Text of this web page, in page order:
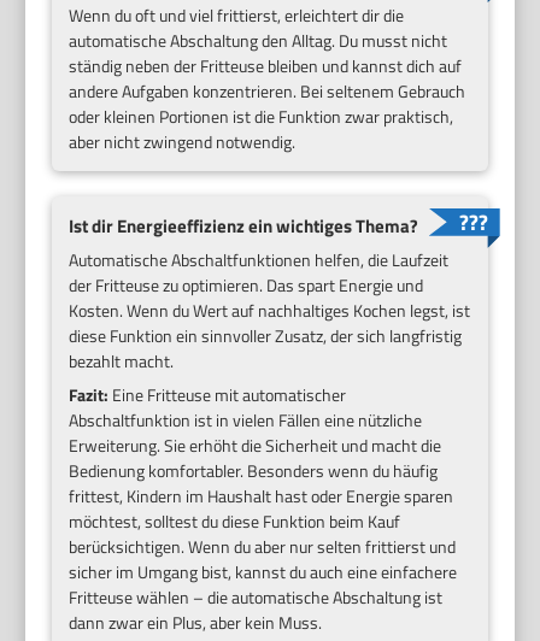
Wenn du oft und viel frittierst, erleichtert dir die
automatische Abschaltung den Alltag. Du musst nicht
ständig neben der Fritteuse bleiben und kannst dich auf
andere Aufgaben konzentrieren. Bei seltenem Gebrauch
oder kleinen Portionen ist die Funktion zwar praktisch,
aber nicht zwingend notwendig.
Ist dir Energieeffizienz ein wichtiges Thema?
Automatische Abschaltfunktionen helfen, die Laufzeit
der Fritteuse zu optimieren. Das spart Energie und
Kosten. Wenn du Wert auf nachhaltiges Kochen legst, ist
diese Funktion ein sinnvoller Zusatz, der sich langfristig
bezahlt macht.
Fazit: Eine Fritteuse mit automatischer
Abschaltfunktion ist in vielen Fällen eine nützliche
Erweiterung. Sie erhöht die Sicherheit und macht die
Bedienung komfortabler. Besonders wenn du häufig
frittest, Kindern im Haushalt hast oder Energie sparen
möchtest, solltest du diese Funktion beim Kauf
berücksichtigen. Wenn du aber nur selten frittierst und
sicher im Umgang bist, kannst du auch eine einfachere
Fritteuse wählen – die automatische Abschaltung ist
dann zwar ein Plus, aber kein Muss.